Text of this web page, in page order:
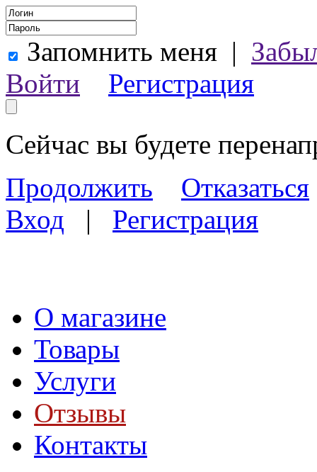
Запомнить меня |
Войти
Регистрация
Сейчас вы будете
Продолжить
Отказаться
Вход | Регистрация
О магазине
Товары
Услуги
Отзывы
Контакты